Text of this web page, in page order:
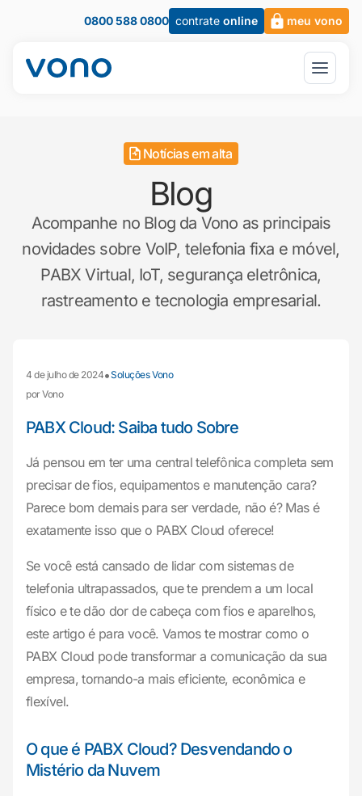
0800 588 0800 contrate online meu vono
Notícias em alta
Blog
Acompanhe no Blog da Vono as principais
novidades sobre VoIP, telefonia fixa e móvel,
PABX Virtual, IoT, segurança eletrônica,
rastreamento e tecnologia empresarial.
4 de julho de 2024•Soluções Vono
por Vono
PABX Cloud: Saiba tudo Sobre
Já pensou em ter uma central telefônica completa sem
precisar de fios, equipamentos e manutenção cara?
Parece bom demais para ser verdade, não é? Mas é
exatamente isso que o PABX Cloud oferece!
Se você está cansado de lidar com sistemas de
telefonia ultrapassados, que te prendem a um local
físico e te dão dor de cabeça com fios e aparelhos,
este artigo é para você. Vamos te mostrar como o
PABX Cloud pode transformar a comunicação da sua
empresa, tornando-a mais eficiente, econômica e
flexível.
O que é PABX Cloud? Desvendando o
Mistério da Nuvem